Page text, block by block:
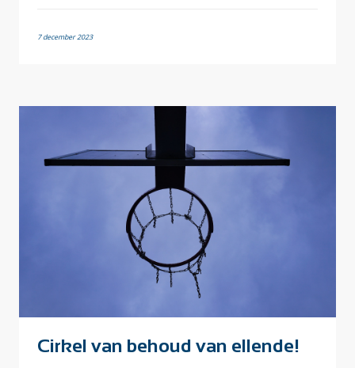
7 december 2023
Cirkel van behoud van ellende!